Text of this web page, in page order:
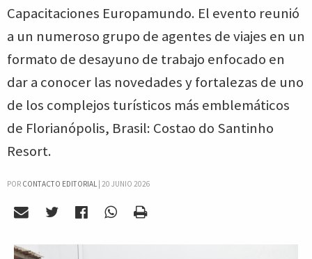
Capacitaciones Europamundo. El evento reunió
a un numeroso grupo de agentes de viajes en un
formato de desayuno de trabajo enfocado en
dar a conocer las novedades y fortalezas de uno
de los complejos turísticos más emblemáticos
de Florianópolis, Brasil: Costao do Santinho
Resort.
POR CONTACTO EDITORIAL| 20 JUNIO 2026